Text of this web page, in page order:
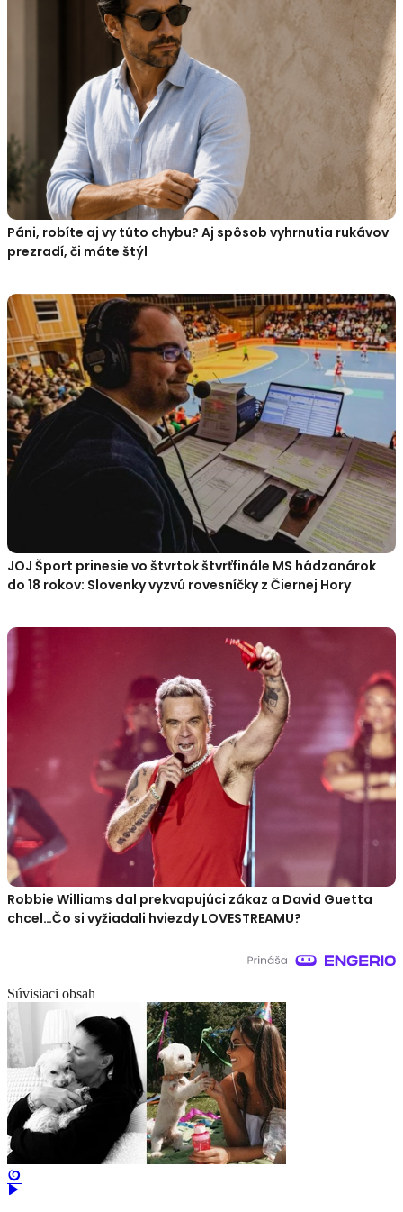
Páni, robíte aj vy túto chybu? Aj spôsob vyhrnutia rukávov
prezradí, či máte štýl
JOJ Šport prinesie vo štvrtok štvrťfinále MS hádzanárok
do 18 rokov: Slovenky vyzvú rovesníčky z Čiernej Hory
Robbie Williams dal prekvapujúci zákaz a David Guetta
chcel…Čo si vyžiadali hviezdy LOVESTREAMU?
Súvisiaci obsah